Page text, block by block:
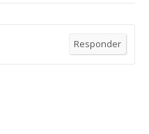
Responder